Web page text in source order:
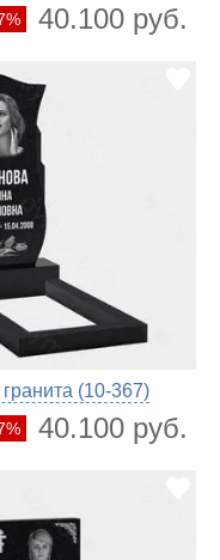
40.100 руб.
(10-367)
40.100 руб.